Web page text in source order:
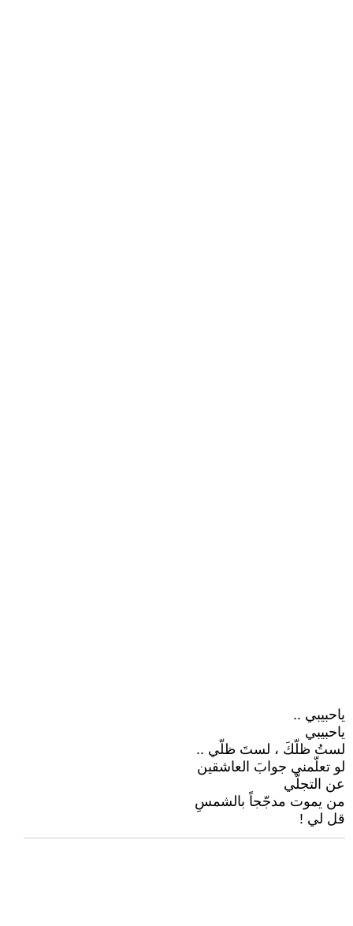
ياحبيبي ..
ياحبيبي
لستُ ظلّكَ ، لستَ ظلّي ..
لو تعلّمني جوابَ العاشقين
عن التجلّي
من يموت مدجّجاً بالشمسِ
قل لي !